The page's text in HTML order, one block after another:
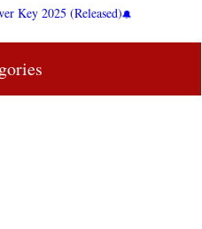
Key 2025 (Released)